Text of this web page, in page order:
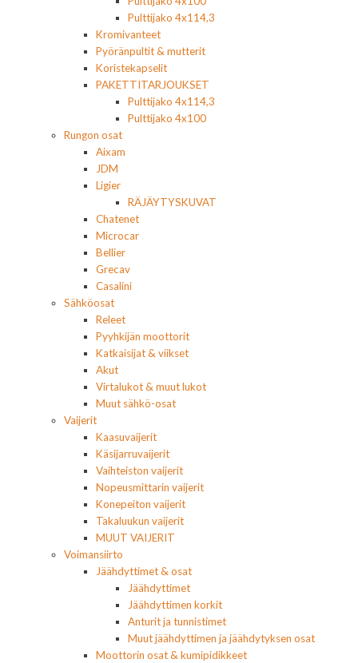
Pulttijako 4x114,3
Kromivanteet
Pyöränpultit & mutterit
Koristekapselit
PAKETTITARJOUKSET
Pulttijako 4x114,3
Pulttijako 4x100
Rungon osat
Aixam
JDM
Ligier
RÄJÄYTYSKUVAT
Chatenet
Microcar
Bellier
Grecav
Casalini
Sähköosat
Releet
Pyyhkijän moottorit
Katkaisijat & viikset
Akut
Virtalukot & muut lukot
Muut sähkö-osat
Vaijerit
Kaasuvaijerit
Käsijarruvaijerit
Vaihteiston vaijerit
Nopeusmittarin vaijerit
Konepeiton vaijerit
Takaluukun vaijerit
MUUT VAIJERIT
Voimansiirto
Jäähdyttimet & osat
Jäähdyttimet
Jäähdyttimen korkit
Anturit ja tunnistimet
Muut jäähdyttimen ja jäähdytyksen osat
Moottorin osat & kumipidikkeet